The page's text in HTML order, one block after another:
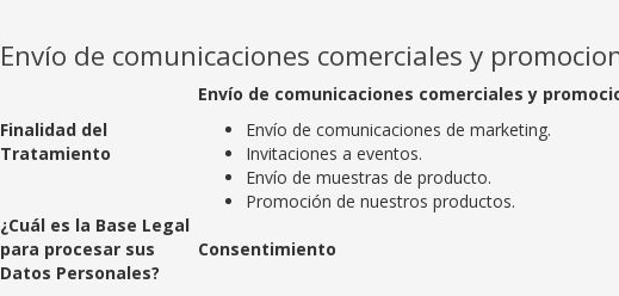
Envío de comunicaciones comerciales y
Finalidad del
Tratamiento
Envío de comunicaciones comerciales y
Envío de comunicaciones de marketing.
Invitaciones a eventos.
Envío de muestras de producto.
Promoción de nuestros productos.
¿Cuál es la Base Legal
para procesar sus
Datos Personales?
Consentimiento